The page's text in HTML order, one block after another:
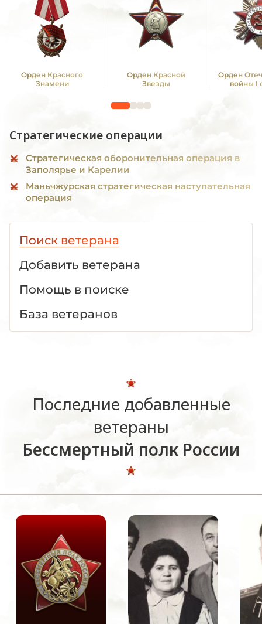
Орден Красного
Знамени
Орден Красной
Звезды
Орден
войны I
Стратегические операции
Стратегическая оборонительная операция в
Заполярье и Карелии
Маньчжурская стратегическая наступательная
операция
Поиск ветерана
Добавить ветерана
Помощь в поиске
База ветеранов
Последние добавленные
ветераны
Бессмертный полк России